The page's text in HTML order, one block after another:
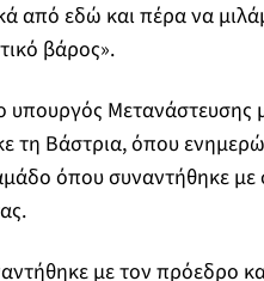
από εδώ και πέρα να
βάρος».
υπουργός
τη Βάστρια, όπου
όπου συναντήθηκε με
με τον πρόεδρο